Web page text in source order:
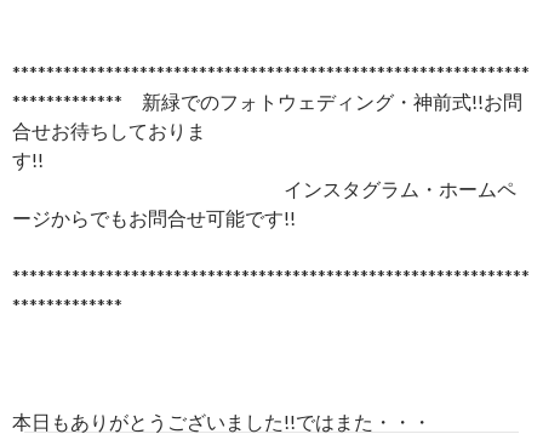
*************************************************************
************* 新緑でのフォトウェディング・神前式!!お問
合せお待ちしておりま
す!!
インスタグラム・ホームペ
ージからでもお問合せ可能です!!
*************************************************************
*************
本日もありがとうございました!!ではまた・・・